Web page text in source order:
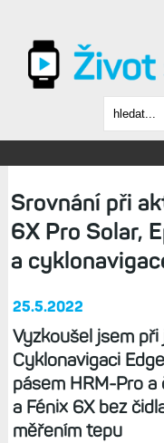
Srovnání při
6X Pro Solar,
a
25.5.2022
Vyzkoušel jsem
Cyklonavigaci
pásem HRM-Pro
a Fénix 6X bez
měřením tepu